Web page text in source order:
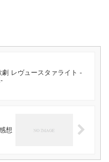
レヴュースタァライト -
想